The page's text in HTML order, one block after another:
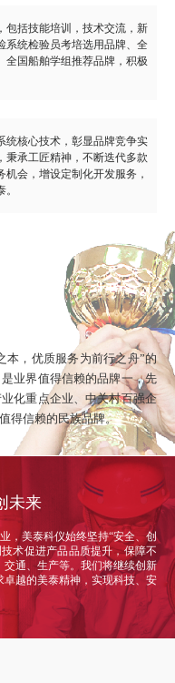
包括技能培训，技术交流，新
系统检验员考培选用品牌、全
全国船舶学组推荐品牌，积极
统核心技术，彰显品牌竞争实
秉承工匠精神，不断迭代多款
会，增设定制化开发服务，
本，优质服务为前行之舟”的
业界值得信赖的品牌一，先
化重点企业、中关村百强企
得信赖的民族品牌。
未来
，美泰科仪始终坚持“安全、创
术促进产品品质提升，保障不
通、生产等。我们将继续创新
越的美泰精神，实现科技、安